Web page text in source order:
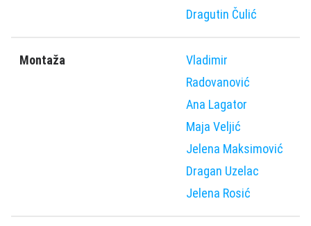
Dragutin Čulić
Montaža
Vladimir
Radovanović
Ana Lagator
Maja Veljić
Jelena Maksimović
Dragan Uzelac
Jelena Rosić